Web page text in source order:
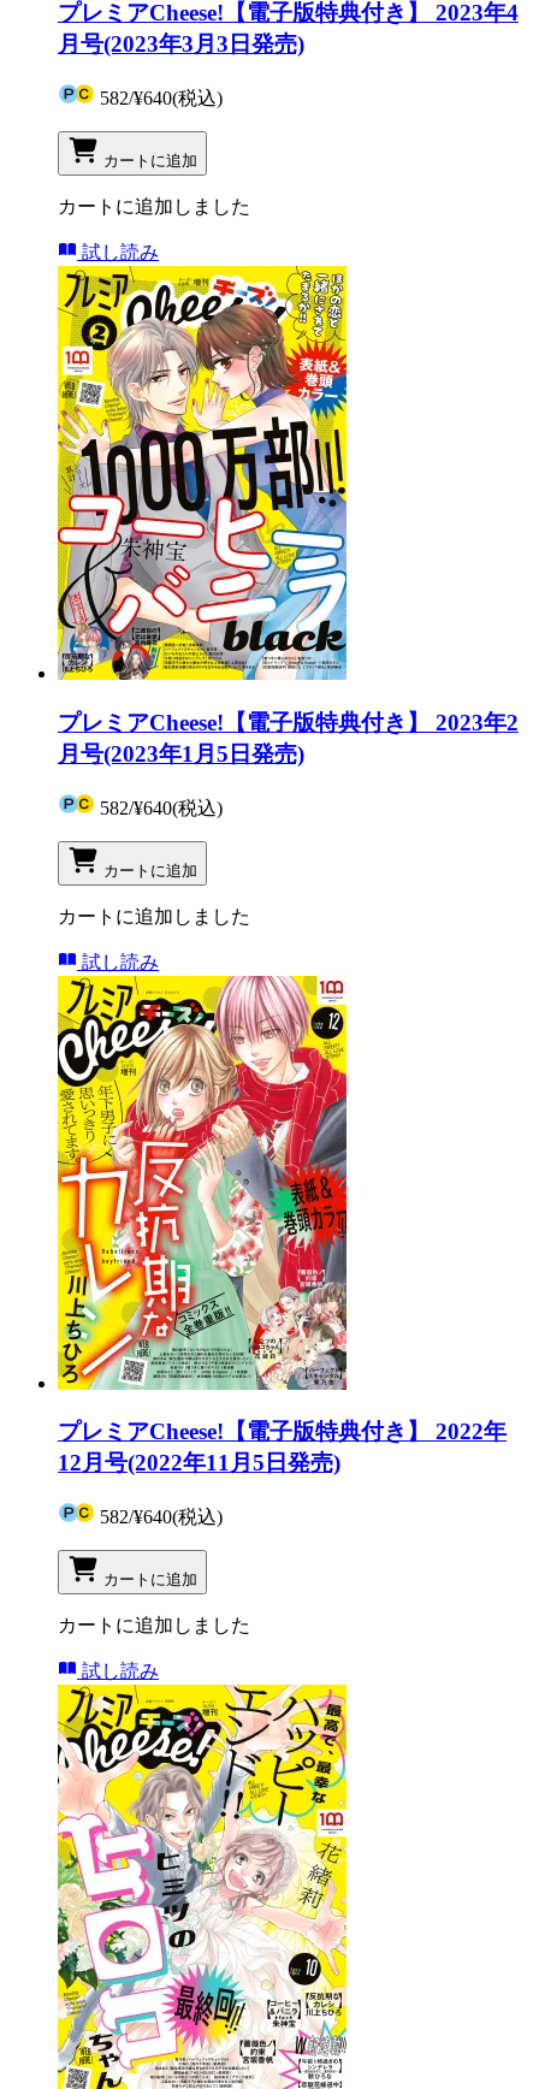
プレミアCheese!【電子版特典付き】 2023年4
月号(2023年3月3日発売)
582/¥640(税込)
カートに追加
カートに追加しました
試し読み
プレミアCheese!【電子版特典付き】 2023年2
月号(2023年1月5日発売)
582/¥640(税込)
カートに追加
カートに追加しました
試し読み
プレミアCheese!【電子版特典付き】 2022年
12月号(2022年11月5日発売)
582/¥640(税込)
カートに追加
カートに追加しました
試し読み